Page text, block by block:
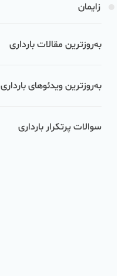
زایمان
به‌روزترین مقالات بارداری
به‌روزترین ویدئوهای بارداری
سوالات پرتکرار بارداری